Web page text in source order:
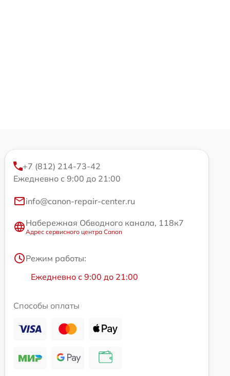
+7 (812) 214-73-42
Ежедневно с 9:00 до 21:00
info@canon-repair-center.ru
Набережная Обводного канала, 118к7
Адрес сервисного центра Canon
Режим работы:
Ежедневно с 9:00 до 21:00
Способы оплаты